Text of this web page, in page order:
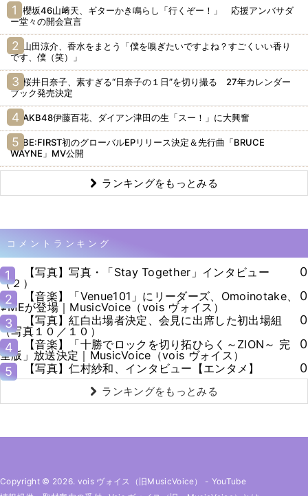
櫻坂46山﨑天、ギターかき鳴らし「行くぞー！」 応援アンバサダ
ー堂々の開会宣言
山田涼介、香水をまとう「僕を嗅ぎたいですよね？すごくいい香り
です、僕（笑）」
桜井日奈子、素すぎる“日奈子の１日”を切り撮る 27年カレンダー
ブック発売決定
AKB48伊藤百花、ダイアン津田の生「スー！」に大興奮
BE:FIRST初のグローバルEPリリース決定＆先行曲「BRUCE
WAYNE」MV公開
ランキングをもっとみる
コメントランキング
1
【写真】写真・「Stay Together」インタビュー
（２）
0
2
【音楽】「Venue101」にリーダーズ、Omoinotake、
≠MEが登場｜MusicVoice（vois ヴォイス）
0
3
【写真】紅白出場者決定、会見に出席した初出場組
（写真１０／１０）
0
4
【音楽】「十勝でロックを切り拓ひらく～ZION～ 完
全版」放送決定｜MusicVoice（vois ヴォイス）
0
5
【写真】仁村紗和、インタビュー【エンタメ】 0
ランキングをもっとみる
Copyright © 2026. vois ヴォイス（旧MusicVoice） - YouTube